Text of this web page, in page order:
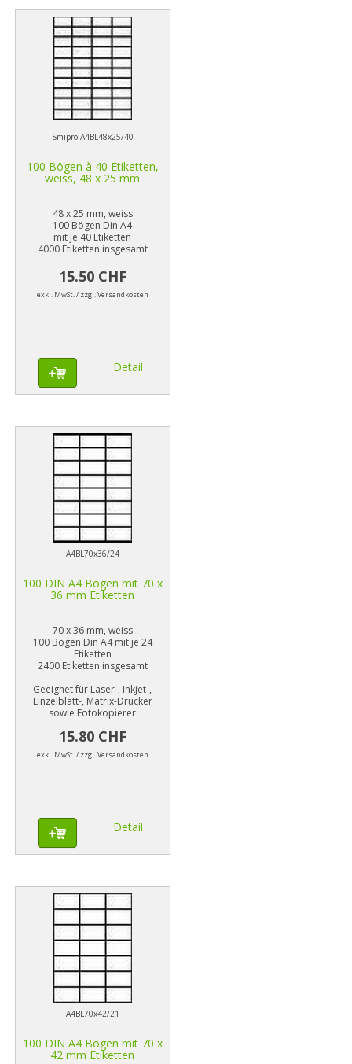
Smipro A4BL48x25/40
100 Bögen à 40 Etiketten,
weiss, 48 x 25 mm
48 x 25 mm, weiss
100 Bögen Din A4
mit je 40 Etiketten
4000 Etiketten insgesamt
15.50 CHF
exkl. MwSt. / zzgl. Versandkosten
Detail
A4BL70x36/24
100 DIN A4 Bögen mit 70 x
36 mm Etiketten
70 x 36 mm, weiss
100 Bögen Din A4 mit je 24
Etiketten
2400 Etiketten insgesamt
Geeignet für Laser-, Inkjet-,
Einzelblatt-, Matrix-Drucker
sowie Fotokopierer
15.80 CHF
exkl. MwSt. / zzgl. Versandkosten
Detail
A4BL70x42/21
100 DIN A4 Bögen mit 70 x
42 mm Etiketten